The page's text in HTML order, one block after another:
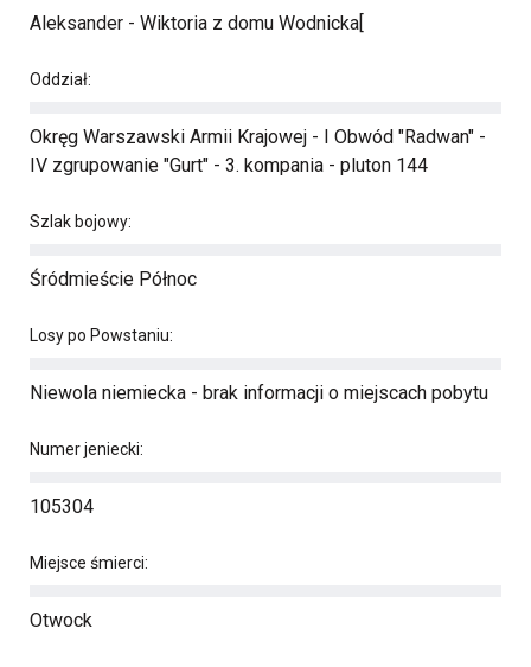
Aleksander - Wiktoria z domu Wodnicka[
Oddział:
Okręg Warszawski Armii Krajowej - I Obwód "Radwan" -
IV zgrupowanie "Gurt" - 3. kompania - pluton 144
Szlak bojowy:
Śródmieście Północ
Losy po Powstaniu:
Niewola niemiecka - brak informacji o miejscach pobytu
Numer jeniecki:
105304
Miejsce śmierci:
Otwock